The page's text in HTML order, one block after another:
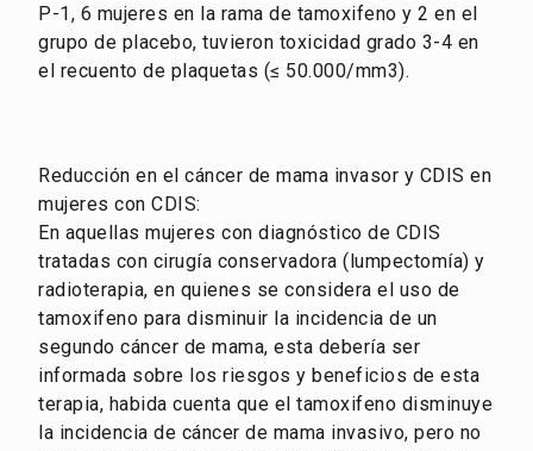
P-1, 6 mujeres en la rama de tamoxifeno y 2 en el
grupo de placebo, tuvieron toxicidad grado 3-4 en
el recuento de plaquetas (≤ 50.000/mm3).
Reducción en el cáncer de mama invasor y CDIS en
mujeres con CDIS:
En aquellas mujeres con diagnóstico de CDIS
tratadas con cirugía conservadora (lumpectomía) y
radioterapia, en quienes se considera el uso de
tamoxifeno para disminuir la incidencia de un
segundo cáncer de mama, esta debería ser
informada sobre los riesgos y beneficios de esta
terapia, habida cuenta que el tamoxifeno disminuye
la incidencia de cáncer de mama invasivo, pero no